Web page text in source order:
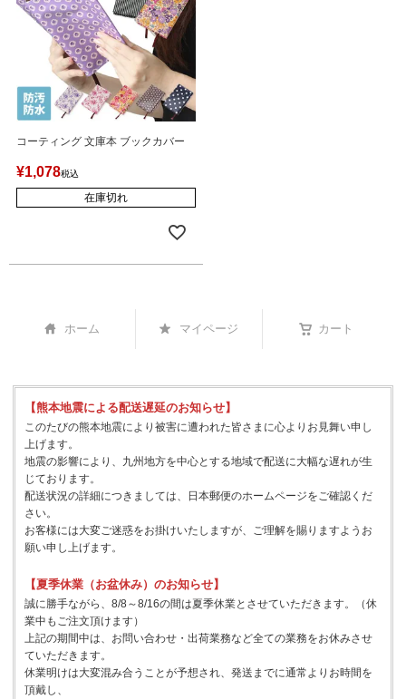
コーティング 文庫本 ブックカバー
¥1,078税込
在庫切れ
ホーム マイページ カート
【熊本地震による配送遅延のお知らせ】
このたびの熊本地震により被害に遭われた皆さまに心よりお見舞い申し
上げます。
地震の影響により、九州地方を中心とする地域で配送に大幅な遅れが生
じております。
配送状況の詳細につきましては、日本郵便のホームページをご確認くだ
さい。
お客様には大変ご迷惑をお掛けいたしますが、ご理解を賜りますようお
願い申し上げます。
【夏季休業（お盆休み）のお知らせ】
誠に勝手ながら、8/8～8/16の間は夏季休業とさせていただきます。（休
業中もご注文頂けます）
上記の期間中は、お問い合わせ・出荷業務など全ての業務をお休みさせ
ていただきます。
休業明けは大変混み合うことが予想され、発送までに通常よりお時間を
頂戴し、